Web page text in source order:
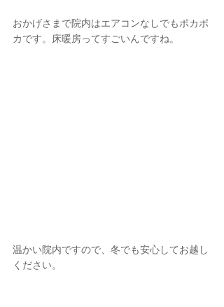
おかげさまで院内はエアコンなしでもポカポ
カです。床暖房ってすごいんですね。
温かい院内ですので、冬でも安心してお越し
ください。